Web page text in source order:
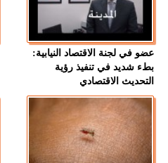
عضو في لجنة الاقتصاد النيابية:
بطء شديد في تنفيذ رؤية
التحديث الاقتصادي